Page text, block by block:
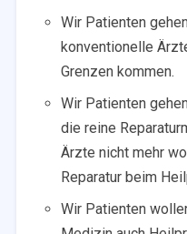
Wir Patienten
konventionelle
Grenzen kommen.
Wir Patienten
die reine
Ärzte nicht mehr
Reparatur beim
Wir Patienten